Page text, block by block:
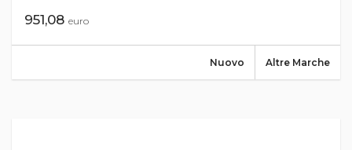
951,08 euro
Altre Marche
Nuovo